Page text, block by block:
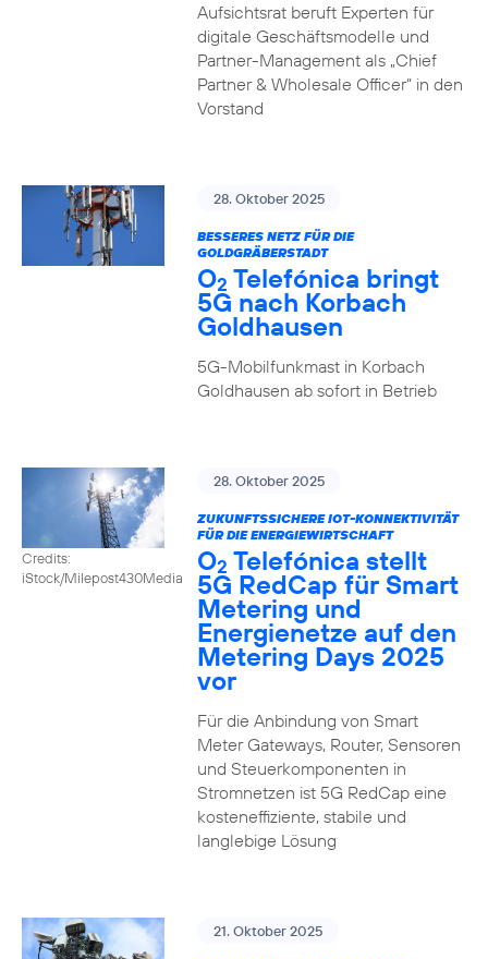
Aufsichtsrat beruft Experten für
digitale Geschäftsmodelle und
Partner-Management als „Chief
Partner & Wholesale Officer“ in den
Vorstand
28. Oktober 2025
BESSERES NETZ FÜR DIE
GOLDGRÄBERSTADT
O2 Telefónica bringt
5G nach Korbach
Goldhausen
5G-Mobilfunkmast in Korbach
Goldhausen ab sofort in Betrieb
Credits:
iStock/Milepost430Media
28. Oktober 2025
ZUKUNFTSSICHERE IOT-KONNEKTIVITÄT
FÜR DIE ENERGIEWIRTSCHAFT
O2 Telefónica stellt
5G RedCap für Smart
Metering und
Energienetze auf den
Metering Days 2025
vor
Für die Anbindung von Smart
Meter Gateways, Router, Sensoren
und Steuerkomponenten in
Stromnetzen ist 5G RedCap eine
kosteneffiziente, stabile und
langlebige Lösung
21. Oktober 2025